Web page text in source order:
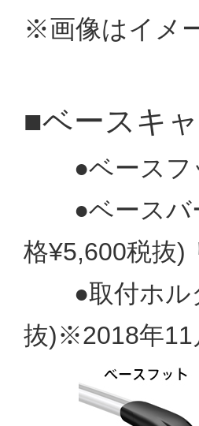
※画像はイ
■ベースキ
●ベースフ
●ベースバー
格¥5,600税抜)
●取付ホル
抜)※2018年